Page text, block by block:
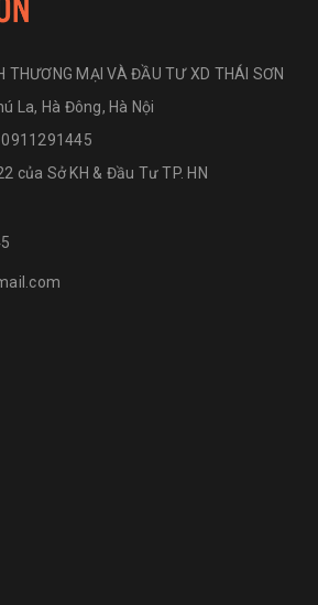
THƯƠNG MẠI VÀ ĐẦU TƯ XD THÁI SƠN
La, Hà Đông, Hà Nội
0911291445
của Sở KH & Đầu Tư TP. HN